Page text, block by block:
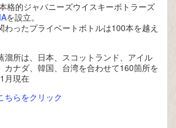
格的ジャパニーズウイスキーボトラーズ
を設立。
わったプライベートボトルは100本を越え
溜所は、日本、スコットランド、アイル
カナダ、韓国、台湾を合わせて160箇所を
月現在
ちらをクリック